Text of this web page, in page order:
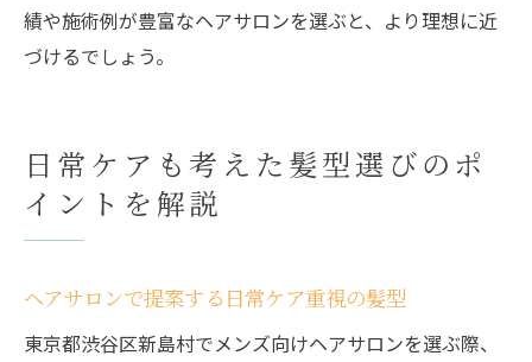
績や施術例が豊富なヘアサロンを選ぶと、より理想に近
づけるでしょう。
日常ケアも考えた髪型選びのポ
イントを解説
ヘアサロンで提案する日常ケア重視の髪型
東京都渋谷区新島村でメンズ向けヘアサロンを選ぶ際、